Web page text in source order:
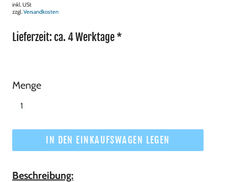
inkl. USt
zzgl.Versandkosten
Lieferzeit: ca. 4 Werktage *
Menge
IN DEN EINKAUFSWAGEN LEGEN
Beschreibung: